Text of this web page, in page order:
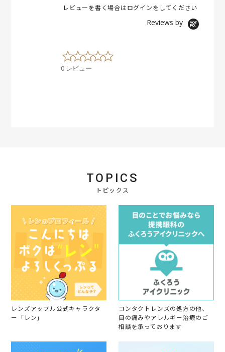
レビューを書く場合はログイン をしてください
Reviews by
0
.
0 レビュー
TOPICS
トピックス
レンズアップル公式キャラクタ
ー「レン」
コンタクトレンズの処方の他、
目の痛みやアレルギー治療のご
相談を承っております